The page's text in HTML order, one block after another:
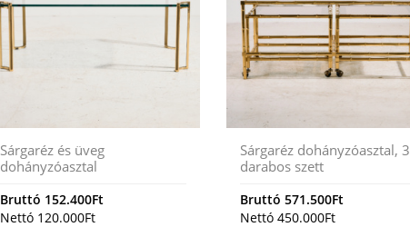
Sárgaréz és üveg
dohányzóasztal
Bruttó 152.400Ft
Nettó 120.000Ft
Sárgaréz dohányzóasztal, 3
darabos szett
Bruttó571.500Ft
Nettó450.000Ft